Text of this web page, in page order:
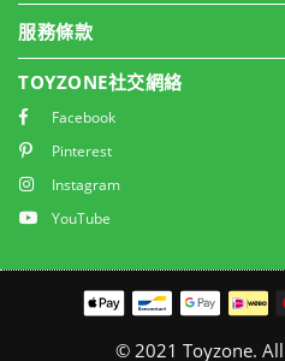
服務條款
TOYZONE社交網絡
Facebook
Pinterest
Instagram
YouTube
© 2021 Toyzone. All